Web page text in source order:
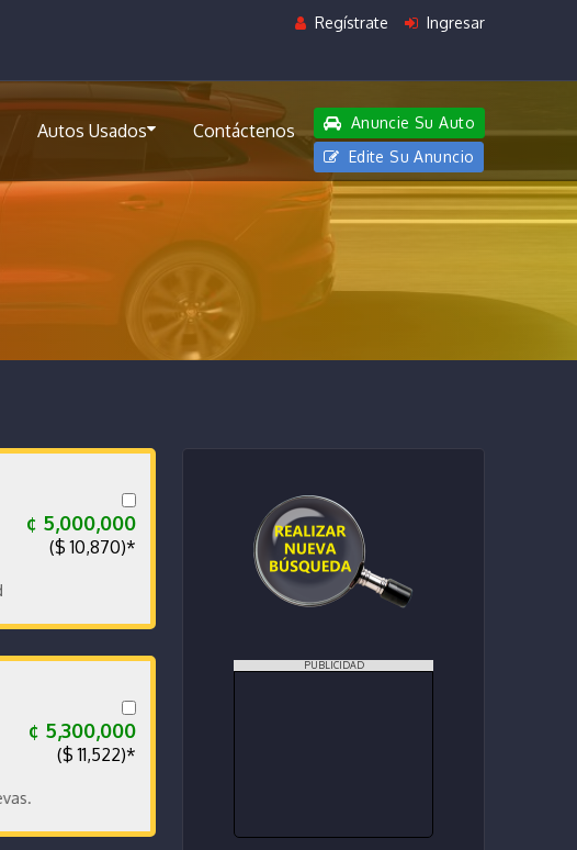
Regístrate Ingresar
Autos Usados Contáctenos
Anuncie Su Auto
Edite Su Anuncio
¢ 5,000,000
($ 10,870)*
¢ 5,300,000
($ 11,522)*
PUBLICIDAD